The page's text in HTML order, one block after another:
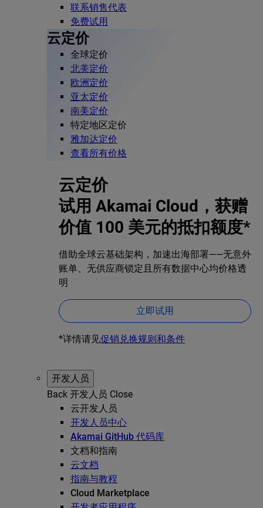
联系销售代表
免费试用
云定价
全球定价
北美定价
欧洲定价
亚太定价
南美定价
特定地区定价
雅加达定价
查看所有价格
云定价
试用 Akamai Cloud，获赠
价值 100 美元的抵扣额度*
借助全球云基础架构，加速出海部署——无意外
账单、无供应商锁定且所有数据中心均价格透
明
立即试用
*详情请见促销兑换规则和条件
开发人员
Back 开发人员 Close
云开发人员
开发人员中心
Akamai GitHub 代码库
文档和指南
云文档
指南与教程
Cloud Marketplace